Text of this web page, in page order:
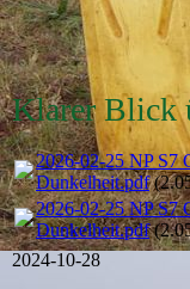
Klarer Blick
2026-02-25 NP S7
Dunkelheit.pdf
2026-02-25 NP S7
Dunkelheit.pdf
2024-10-28